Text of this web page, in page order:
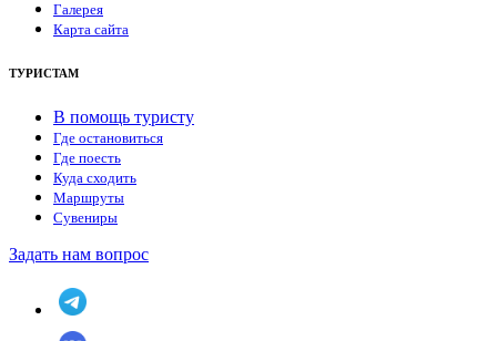
Галерея
Карта сайта
ТУРИСТАМ
В помощь туристу
Где остановиться
Где поесть
Куда сходить
Маршруты
Сувениры
Задать нам вопрос